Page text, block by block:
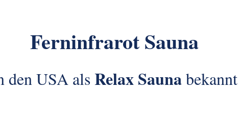
Ferninfrarot Sauna
den USA alsRelax Saunabekannt